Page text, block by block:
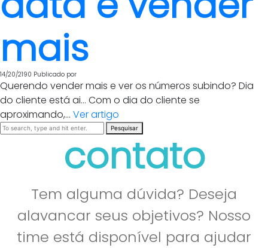
mais
14/20/2190 Publicado por
Querendo vender mais e ver os números subindo? Dia
do cliente está ai… Com o dia do cliente se
aproximando,... Ver artigo
Pesquisar
contato
Tem alguma dúvida? Deseja
alavancar seus objetivos? Nosso
time está disponível para ajudar